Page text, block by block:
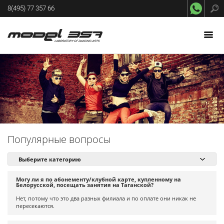
8(495) 77 357 66
О MODEL-357
О нас
3D тур
Отзывы
Интервью
FAQ
НАПРАВЛЕНИЯ
РАСПИСАНИЕ
ЦЕНЫ
ПРЕПОДАВАТЕЛИ
ВИДЕО
ФОТО
ПРОЕКТЫ
ФРАНШИЗА
Популярные вопросы
Могу ли я по абонементу/клубной карте, купленному на
Белорусской, посещать занятия на Таганской?
Нет, потому что это два разных филиала и по оплате они никак не
пересекаются.